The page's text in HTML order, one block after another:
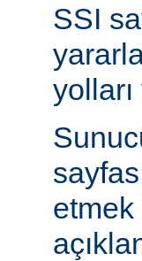
SSI
yolları
etmek